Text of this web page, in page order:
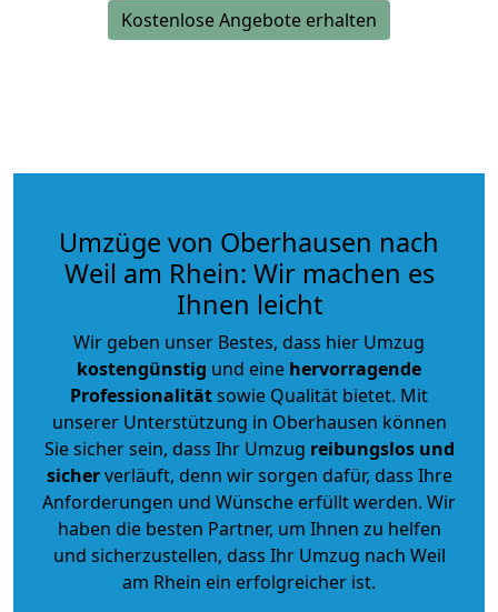
Kostenlose Angebote erhalten
Umzüge von Oberhausen nach
Weil am Rhein: Wir machen es
Ihnen leicht
Wir geben unser Bestes, dass hier Umzug
kostengünstig und eine hervorragende
Professionalitätsowie Qualität bietet. Mit
unserer Unterstützung in Oberhausen können
Sie sicher sein, dass Ihr Umzug reibungslos und
sicherverläuft, denn wir sorgen dafür, dass Ihre
Anforderungen und Wünsche erfüllt werden. Wir
haben die besten Partner, um Ihnen zu helfen
und sicherzustellen, dass Ihr Umzug nach Weil
am Rhein ein erfolgreicher ist.